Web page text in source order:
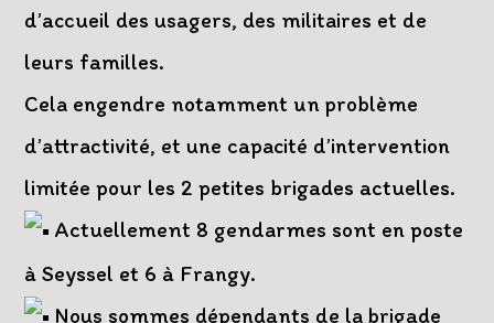
d’accueil des usagers, des militaires et de
leurs familles.
Cela engendre notamment un problème
d’attractivité, et une capacité d’intervention
limitée pour les 2 petites brigades actuelles.
Actuellement 8 gendarmes sont en poste
à Seyssel et 6 à Frangy.
Nous sommes dépendants de la brigade